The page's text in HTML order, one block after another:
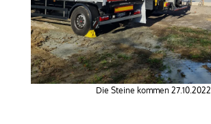
Die Steine kommen 27.10.2022